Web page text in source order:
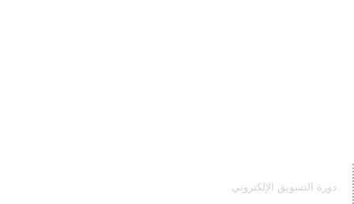
دورة التسويق الإلكتروني